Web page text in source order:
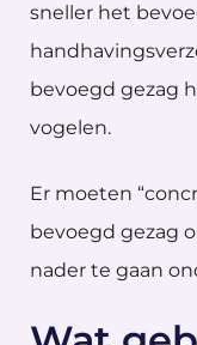
sneller het
bevoegd gezag
vogelen.
Er moeten
bevoegd gezag
nader te gaan